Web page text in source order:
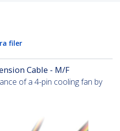
filer
Cable - M/F
of a 4-pin cooling fan by